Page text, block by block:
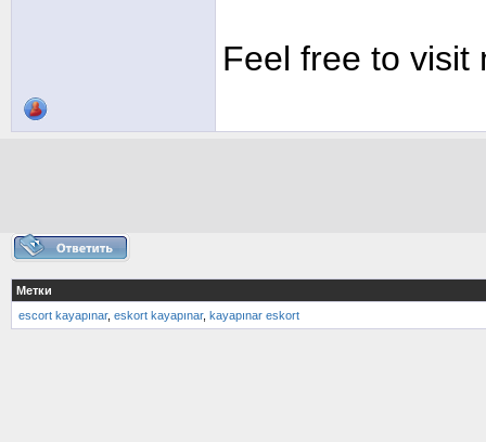
Feel free to
Метки
escort kayapınar, eskort kayapınar, kayapınar eskort